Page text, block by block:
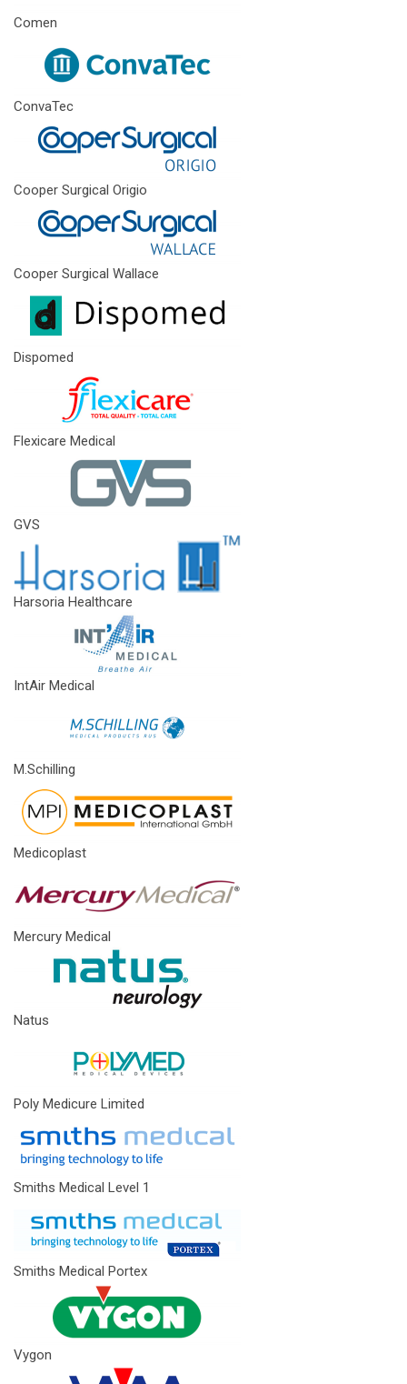
Comen
ConvaTec
Cooper Surgical Origio
Cooper Surgical Wallace
Dispomed
Flexicare Medical
GVS
Harsoria Healthcare
IntAir Medical
M.Schilling
Medicoplast
Mercury Medical
Natus
Poly Medicure Limited
Smiths Medical Level 1
Smiths Medical Portex
Vygon